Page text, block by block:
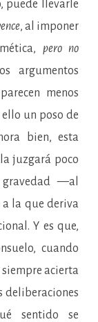
puede llevarle
, al imponer
pero no
argumentos
menos
un poso de
bien, esta
juzgará poco
gravedad —al
a la que deriva
Y es que,
cuando
acierta
deliberaciones
sentido se